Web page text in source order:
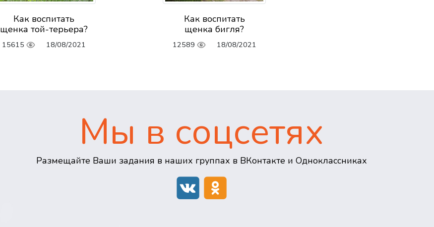
Как воспитать
щенка той-терьера?
15615 18/08/2021
Как воспитать
щенка бигля?
12589 18/08/2021
Мы в соцсетях
Размещайте Ваши задания в наших группах в ВКонтакте и Одноклассниках